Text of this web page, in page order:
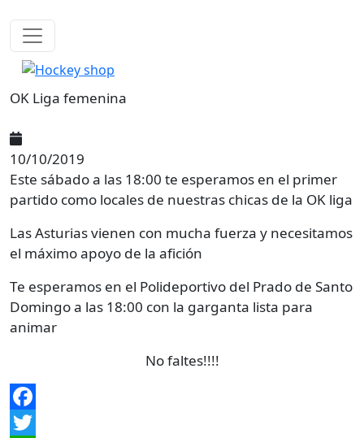
OK Liga femenina
10/10/2019
Este sábado a las 18:00 te esperamos en el primer
partido como locales de nuestras chicas de la OK liga
Las Asturias vienen con mucha fuerza y necesitamos
el máximo apoyo de la afición
Te esperamos en el Polideportivo del Prado de Santo
Domingo a las 18:00 con la garganta lista para
animar
No faltes!!!!
Facebook